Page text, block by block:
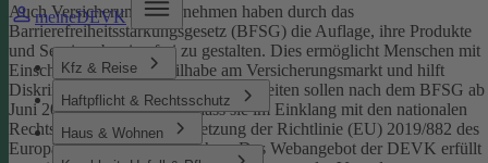
meineDEVK
Kfz & Reise
Haftpflicht & Rechtsschutz
Haus & Wohnen
Auch Versicherungsunternehmen haben durch das
Barrierefreiheitsstärkungsgesetz (BFSG) die Auflage, ihre Produkte
und Services barrierefrei zu gestalten. Dies ermöglicht Menschen mit
Einschränkungen die Teilhabe am Versicherungsmarkt und hilft
Diskriminierung abzubauen. Internetseiten sollen nach dem BFSG ab
Juni 2025 so gestaltet sein, dass sie im Einklang mit den nationalen
Rechtsvorschriften zur Umsetzung der Richtlinie (EU) 2019/882 des
Europäischen Parlaments stehen.Das Webangebot der DEVK erfüllt